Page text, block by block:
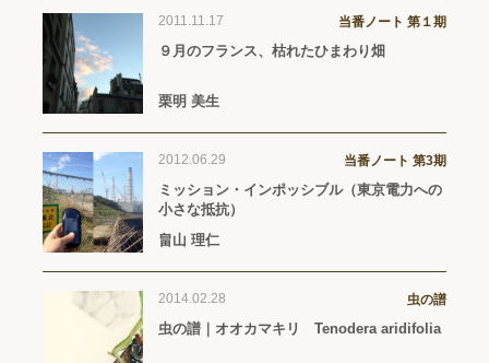
2011.11.17 当番ノート 第１期
９月のフランス、枯れたひまわり畑
栗明 美生
2012.06.29 当番ノート 第3期
ミッション・インポッシブル（東京電力への
小さな抵抗）
畠山 理仁
2014.02.28 虫の譜
虫の譜｜オオカマキリ Tenodera aridifolia